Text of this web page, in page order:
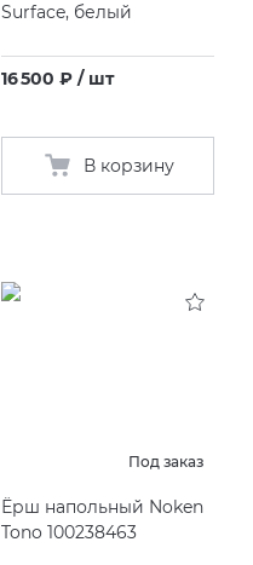
Surface, белый
16 500 ₽ / шт
В корзину
Под заказ
Ёрш напольный Noken
Tono 100238463